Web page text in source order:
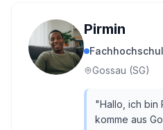
Pirmin
Gossau (SG)
"Hallo, ich bin
komme aus